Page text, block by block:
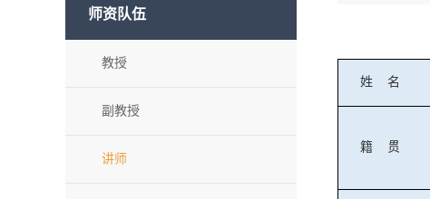
师资队伍
教授
副教授
讲师
姓 名
籍 贯